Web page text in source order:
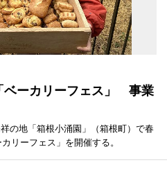
ベーカリーフェス」 事業
の地「箱根小涌園」（箱根町）で春
リーフェス」を開催する。